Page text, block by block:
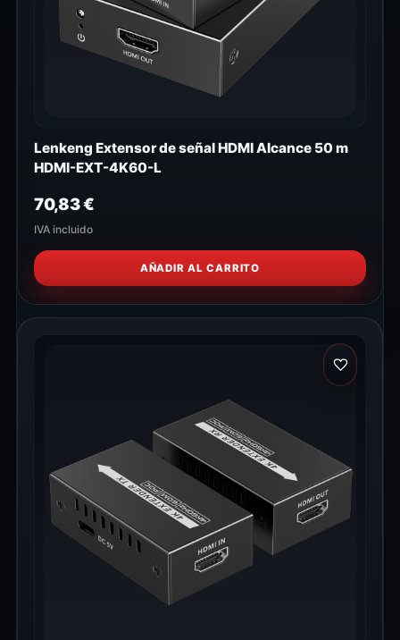
Lenkeng Extensor de señal HDMI Alcance 50 m
HDMI-EXT-4K60-L
70,83€
IVA incluido
AÑADIR AL CARRITO